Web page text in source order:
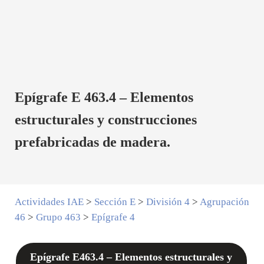
Epígrafe E 463.4 – Elementos
estructurales y construcciones
prefabricadas de madera.
Actividades IAE> Sección E> División 4> Agrupación
46 > Grupo 463 > Epígrafe 4
Epígrafe E463.4 – Elementos estructurales y